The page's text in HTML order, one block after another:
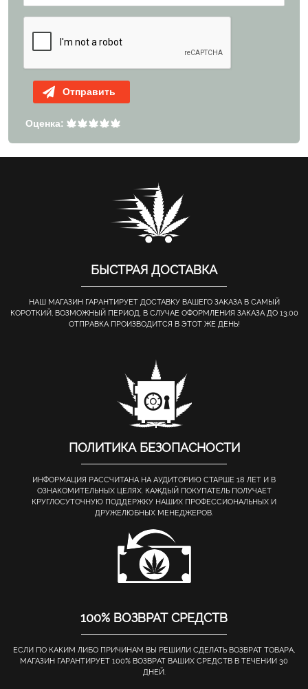
Отправить
Оценка:
БЫСТРАЯ ДОСТАВКА
НАШ МАГАЗИН ГАРАНТИРУЕТ ДОСТАВКУ ВАШЕГО ЗАКАЗА В САМЫЙ
КОРОТКИЙ, ВОЗМОЖНЫЙ ПЕРИОД. В СЛУЧАЕ ОФОРМЛЕНИЯ ЗАКАЗА ДО 13.00
ОТПРАВКА ПРОИЗВОДИТСЯ В ЭТОТ ЖЕ ДЕНЬ!
ПОЛИТИКА БЕЗОПАСНОСТИ
ИНФОРМАЦИЯ РАССЧИТАНА НА АУДИТОРИЮ СТАРШЕ 18 ЛЕТ И В
ОЗНАКОМИТЕЛЬНЫХ ЦЕЛЯХ. КАЖДЫЙ ПОКУПАТЕЛЬ ПОЛУЧАЕТ
КРУГЛОСУТОЧНУЮ ПОДДЕРЖКУ НАШИХ ПРОФЕССИОНАЛЬНЫХ И
ДРУЖЕЛЮБНЫХ МЕНЕДЖЕРОВ.
100% ВОЗВРАТ СРЕДСТВ
ЕСЛИ ПО КАКИМ ЛИБО ПРИЧИНАМ ВЫ РЕШИЛИ СДЕЛАТЬ ВОЗВРАТ ТОВАРА,
МАГАЗИН ГАРАНТИРУЕТ 100% ВОЗВРАТ ВАШИХ СРЕДСТВ В ТЕЧЕНИИ 30
ДНЕЙ.